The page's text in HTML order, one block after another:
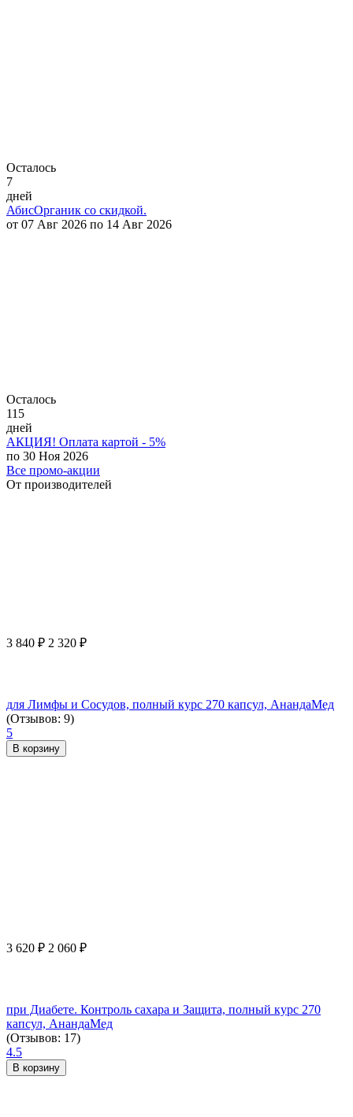
Осталось
7
дней
АбисОрганик со скидкой.
от 07 Авг 2026 по 14 Авг 2026
Осталось
115
дней
АКЦИЯ! Оплата картой - 5%
по 30 Ноя 2026
Все промо-акции
От производителей
3 840 ₽ 2 320 ₽
для Лимфы и Сосудов, полный курс 270 капсул, АнандаМед
(Отзывов: 9)
5
В корзину
3 620 ₽ 2 060 ₽
при Диабете. Контроль сахара и Защита, полный курс 270
капсул, АнандаМед
(Отзывов: 17)
4.5
В корзину